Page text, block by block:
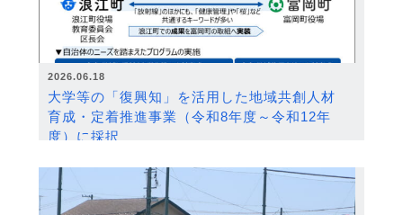
2026.06.18
大学等の「復興知」を活用した地域共創人材
育成・定着推進事業（令和8年度～令和12年
度）に採択